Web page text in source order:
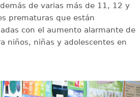
de varias más de 11, 12 y
prematuras que están
con el aumento alarmante de
niños, niñas y adolescentes en